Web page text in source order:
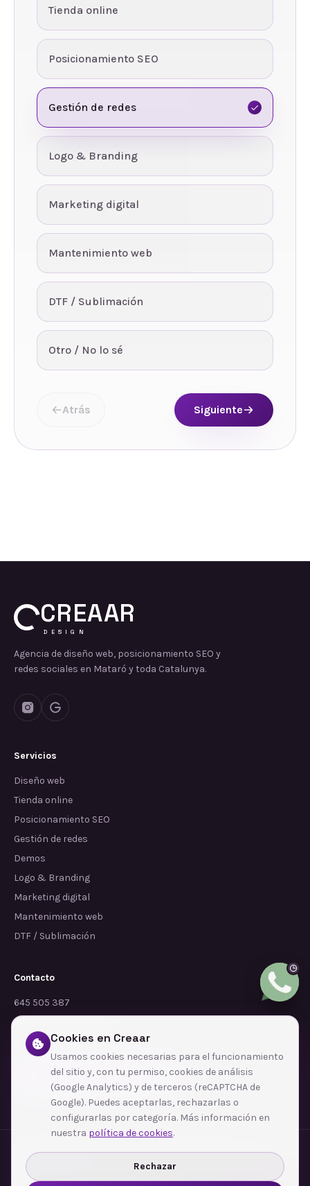
Tienda online
Posicionamiento SEO
Gestión de redes
Logo & Branding
Marketing digital
Mantenimiento web
DTF / Sublimación
Otro / No lo sé
Atrás Siguiente
CREAAR
DESIGN
Agencia de diseño web, posicionamiento SEO y
redes sociales en Mataró y toda Catalunya.
Servicios
Diseño web
Tienda online
Posicionamiento SEO
Gestión de redes
Demos
Logo & Branding
Marketing digital
Mantenimiento web
DTF / Sublimación
Contacto
645 505 387
info@dependalium.com
Mataró (Barcelona)
Déjanos tu reseña en Google
Zonas de cobertura·Barcelona·L'Hospitalet de Llobregat·Terrassa·Badalona
Sabadell
Santa Coloma de Gramenet
Ver todas las zonas →
Cookies en Creaar
Usamos cookies necesarias para el funcionamiento
del sitio y, con tu permiso, cookies de análisis
(Google Analytics) y de terceros (reCAPTCHA de
Google). Puedes aceptarlas, rechazarlas o
configurarlas por categoría. Más información en
nuestra política de cookies.
Rechazar